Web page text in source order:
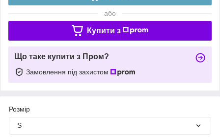
або
Купити з
Що таке купити з Пром?
Замовлення під захистом
Розмір
S